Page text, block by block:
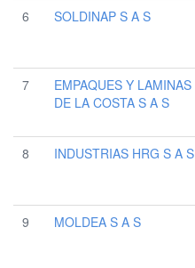
6
SOLDINAP S A S
7
EMPAQUES Y LAMINAS
DE LA COSTA S A S
8
INDUSTRIAS HRG S A S
9
MOLDEA S A S